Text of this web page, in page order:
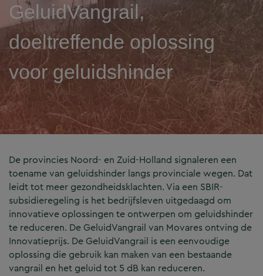
GeluidVangrail,
doeltreffende oplossing
voor geluidshinder
De provincies Noord- en Zuid-Holland signaleren een
toename van geluidshinder langs provinciale wegen. Dat
leidt tot meer gezondheidsklachten. Via een SBIR-
subsidieregeling is het bedrijfsleven uitgedaagd om
innovatieve oplossingen te ontwerpen om geluidshinder
te reduceren. De GeluidVangrail van Movares ontving de
Innovatieprijs. De GeluidVangrail is een eenvoudige
oplossing die gebruik kan maken van een bestaande
vangrail en het geluid tot 5 dB kan reduceren.